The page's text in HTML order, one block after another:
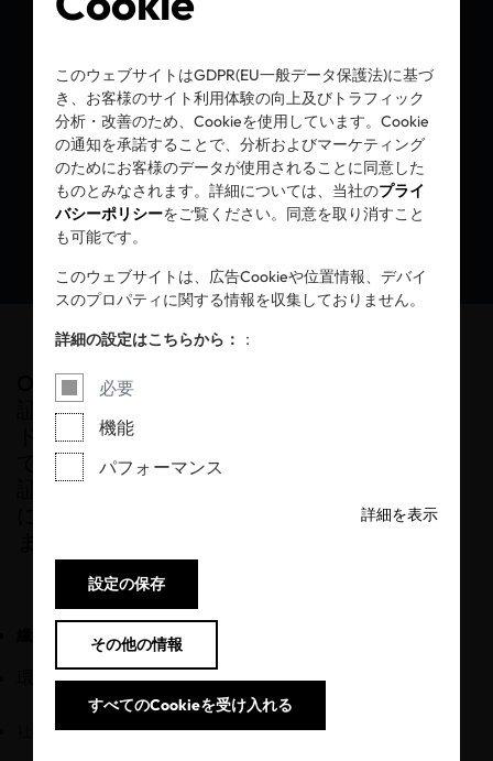
このウェブサイトはGDPR(EU一般データ保護法)に基づ
き、お客様のサイト利用体験の向上及びトラフィック
分析・改善のため、Cookieを使用しています。Cookie
の通知を承諾することで、分析およびマーケティング
のためにお客様のデータが使用されることに同意した
ものとみなされます。詳細については、当社のプライ
バシーポリシーをご覧ください。同意を取り消すこと
も可能です。
このウェブサイトは、広告Cookieや位置情報、デバイ
スのプロパティに関する情報を収集しておりません。
詳細の設定はこちらから：
：
必要
機能
パフォーマンス
詳細を表示
設定の保存
その他の情報
すべてのCookieを受け入れる
OEKO-TEX® STeP:
人と地球のために、
責任ある生産を
OEKO-TEX® STeP(エコテックス®ステップ)認
証は、繊維・皮革製品の生産及び工業用ラン
ドリーにおいて、社会的・環境的側面の双方
で最高水準の規格を設定しています。この認
証は、従業員や環境に対する責任を示すと共
に、より持続可能な企業の生産活動を支援し
繊維・皮革産業ならびに工業用ランドリー
環境および化学物質管理
社会的責任と公正な労働条件